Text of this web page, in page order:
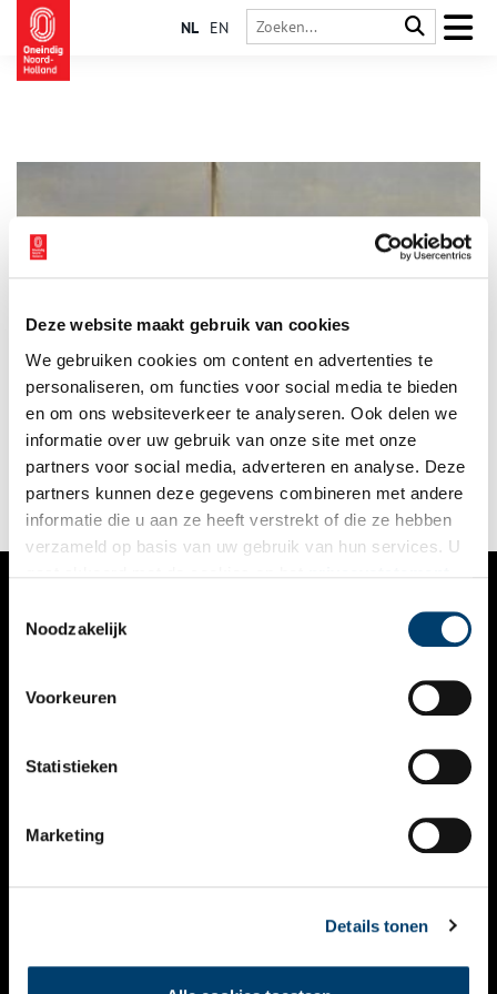
Deze website maakt gebruik van cookies
We gebruiken cookies om content en advertenties te
personaliseren, om functies voor social media te bieden
en om ons websiteverkeer te analyseren. Ook delen we
informatie over uw gebruik van onze site met onze
partners voor social media, adverteren en analyse. Deze
partners kunnen deze gegevens combineren met andere
informatie die u aan ze heeft verstrekt of die ze hebben
verzameld op basis van uw gebruik van hun services. U
Noodzakelijk
Voorkeuren
Statistieken
Marketing
Details tonen
NL EN
Negen maanden overwinteren op de Noordpool, daar moeten
de meeste mensen niet aan denken. Het overkwam Willem
Barentsz in 1596. Op zoek naar een noordelijke vaarroute
richting China kwam zijn schip in het poolijs vast te zitten bij
het Russische eiland Nova Zembla. De zeventien
bemanningsleden hadden geen andere keus dan er hun kamp
opslaan en wachten op redding.
VERHALEN
KALENDER
THEMA’S
VIDEO’S
CONTACT